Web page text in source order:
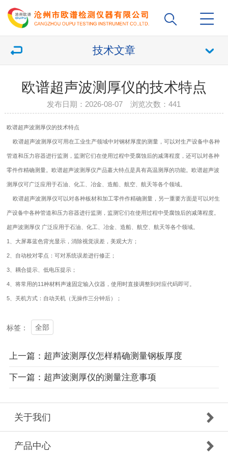
技术文章
欧谱超声波测厚仪的技术特点
发布日期：2026-08-07 浏览次数：441
欧谱超声波测厚仪的技术特点
欧谱超声波测厚仪可用在工业生产领域中对钢材厚度的测量，可以对生产设备中各种
管道和压力容器进行监测，监测它们在使用过程中受腐蚀后的减薄程度，还可以对各种
零件作精确测量。欧谱超声波测厚仪产品蕞大特点是具有高温测厚的功能。欧谱超声波
测厚仪可广泛应用于石油、化工、冶金、造船、航空、航天等各个领域。
欧谱超声波测厚仪可以对各种板材和加工零件作精确测量，另一重要方面是可以对生
产设备中各种管道和压力容器进行监测，监测它们在使用过程中受腐蚀后的减薄程度。
超声波测厚仪 广泛应用于石油、化工、冶金、造船、航空、航天等各个领域。
1、大屏幕蓝色背光显示，消除视觉误差，美观大方；
2、自动校对零点：可对系统误差进行修正；
3、耦合提示、低电压提示；
4、将常用的11种材料声速固定输入仪器，使用时直接调整到对应代码即可。
5、关机方式：自动关机（无操作三分钟后）；
标签： 全部
上一篇：超声波测厚仪怎样精确测量钢板厚度
下一篇：超声波测厚仪的测量注意事项
关于我们
产品中心